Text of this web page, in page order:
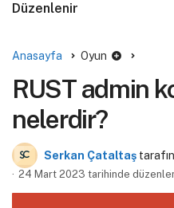
Düzenlenir
Anasayfa Oyun
RUST admin
nelerdir?
Serkan Çataltaş
24 Mart 2023 tarihinde